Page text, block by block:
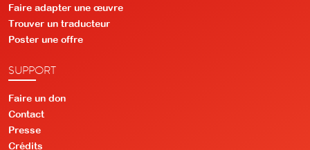
Faire adapter une œuvre
Trouver un traducteur
Poster une offre
SUPPORT
Faire un don
Contact
Presse
Crédits